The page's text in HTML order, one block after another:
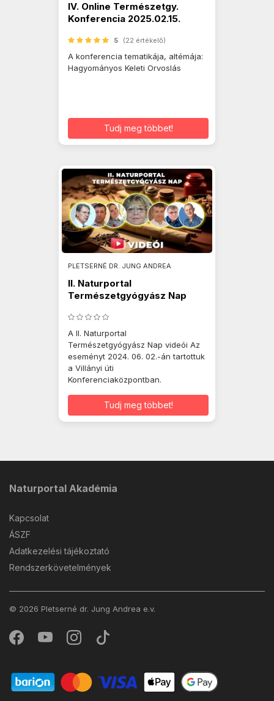
IV. Online Természetgy.
Konferencia 2025.02.15.
5 (22 értékelő)
A konferencia tematikája, altémája:
Hagyományos Keleti Orvoslás
Tudj meg többet!
PLETSERNÉ DR. JUNG ANDREA
II. Naturportal
Természetgyógyász Nap
A II. Naturportal
Természetgyógyász Nap videói Az
eseményt 2024. 06. 02.-án tartottuk
a Villányi úti
Konferenciaközpontban.
Tudj meg többet!
Naturportal Akadémia
Kapcsolat
ÁSZF
Adatkezelési tájékoztató
Rendszerkövetelmények
© 2026 Pletserné dr. Jung Andrea e.v.